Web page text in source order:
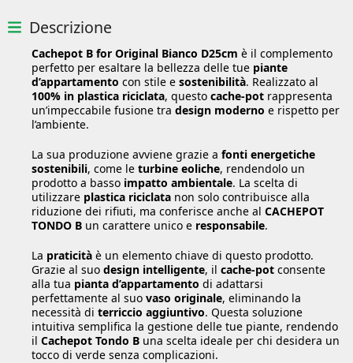
Descrizione
Cachepot B for Original Bianco D25cm è il complemento
perfetto per esaltare la bellezza delle tue piante
d’appartamento con stile e sostenibilità. Realizzato al
100% in plastica riciclata, questo cache-pot rappresenta
un’impeccabile fusione tra design moderno e rispetto per
l’ambiente.
La sua produzione avviene grazie a fonti energetiche
sostenibili, come le turbine eoliche, rendendolo un
prodotto a basso impatto ambientale. La scelta di
utilizzare plastica riciclata non solo contribuisce alla
riduzione dei rifiuti, ma conferisce anche al CACHEPOT
TONDO B un carattere unico e responsabile.
La praticità è un elemento chiave di questo prodotto.
Grazie al suo design intelligente, il cache-pot consente
alla tua pianta d’appartamento di adattarsi
perfettamente al suo vaso originale, eliminando la
necessità di terriccio aggiuntivo. Questa soluzione
intuitiva semplifica la gestione delle tue piante, rendendo
il Cachepot Tondo B una scelta ideale per chi desidera un
tocco di verde senza complicazioni.